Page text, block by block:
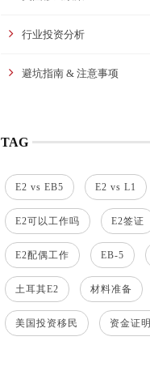
行业投资分析
避坑指南 & 注意事项
TAG
E2 vs EB5 E2 vs L1
E2可以工作吗 E2签证
E2配偶工作 EB-5
土耳其E2 材料准备
美国投资移民 资金证明